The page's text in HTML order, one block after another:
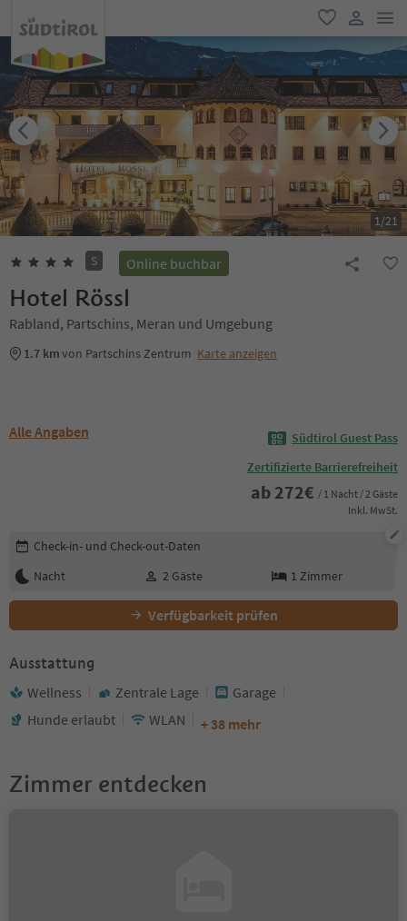
favorit
user link
1/21
S Online buchbar
Hotel Rössl
Rabland, Partschins, Meran und Umgebung
1.7 kmvon Partschins Zentrum Karte anzeigen
Alle Angaben
Südtirol Guest Pass
Zertifizierte Barrierefreiheit
ab 272€ / 1 Nacht / 2 Gäste
Inkl. MwSt.
Buchungsdetails bearbeiten
Check-in- und Check-out-Daten
Nacht
2 Gäste 1 Zimmer
Verfügbarkeit prüfen
Ausstattung
Wellness Zentrale Lage
Garage
Hunde erlaubt
WLAN + 38 mehr
Zimmer entdecken